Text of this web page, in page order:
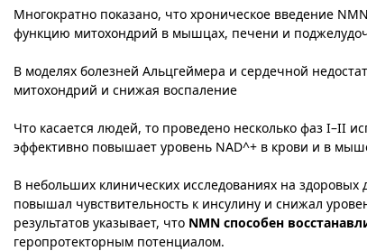
Многократно показано, что хроническое введение NMN
функцию митохондрий в мышцах, печени и
В моделях болезней Альцгеймера и сердечной
митохондрий и снижая воспаление​
​Что касается людей, то проведено несколько фаз I–II
эффективно повышает уровень NAD^+ в крови и в
В небольших клинических исследованиях на
повышал чувствительность к инсулину и снижал
результатов указывает, что NMN способен
геропротекторным потенциалом.